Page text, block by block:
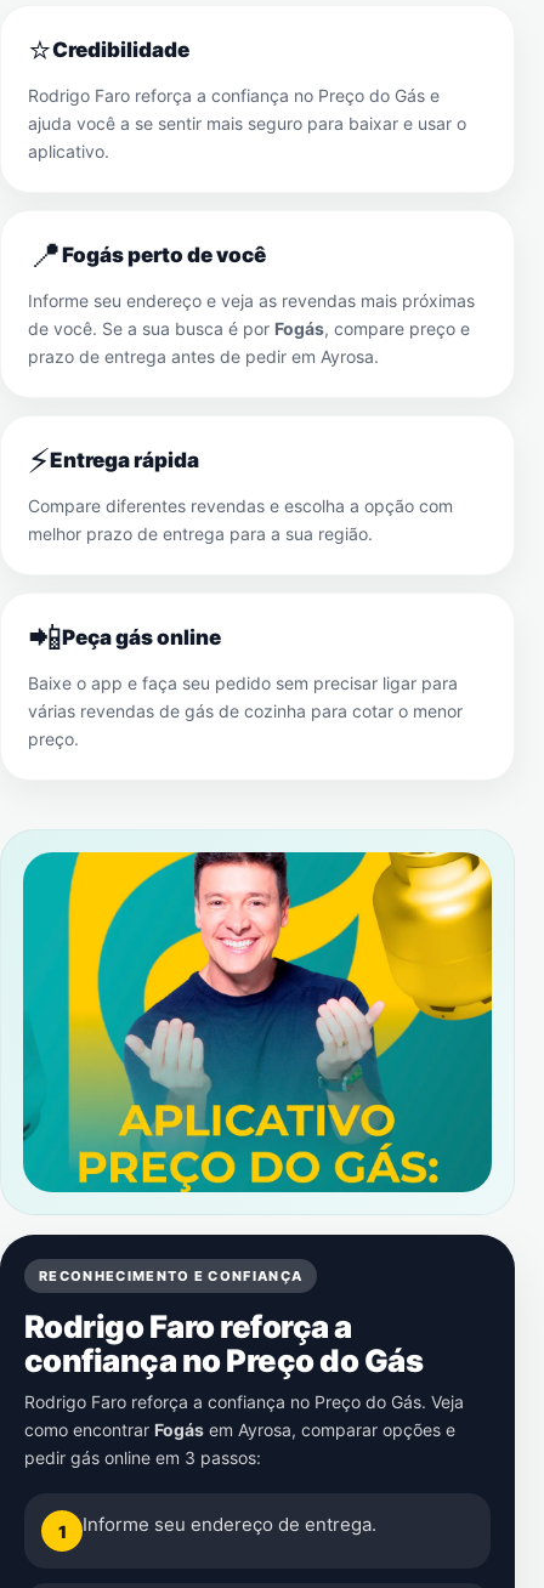
⭐Credibilidade
Rodrigo Faro reforça a confiança no Preço do Gás e
ajuda você a se sentir mais seguro para baixar e usar o
aplicativo.
📍Fogás perto de você
Informe seu endereço e veja as revendas mais próximas
de você. Se a sua busca é por Fogás, compare preço e
prazo de entrega antes de pedir em Ayrosa.
⚡Entrega rápida
Compare diferentes revendas e escolha a opção com
melhor prazo de entrega para a sua região.
📲Peça gás online
Baixe o app e faça seu pedido sem precisar ligar para
várias revendas de gás de cozinha para cotar o menor
preço.
RECONHECIMENTO E CONFIANÇA
Rodrigo Faro reforça a
confiança no Preço do Gás
Rodrigo Faro reforça a confiança no Preço do Gás. Veja
como encontrar Fogás em Ayrosa, comparar opções e
pedir gás online em 3 passos:
1 Informe seu endereço de entrega.